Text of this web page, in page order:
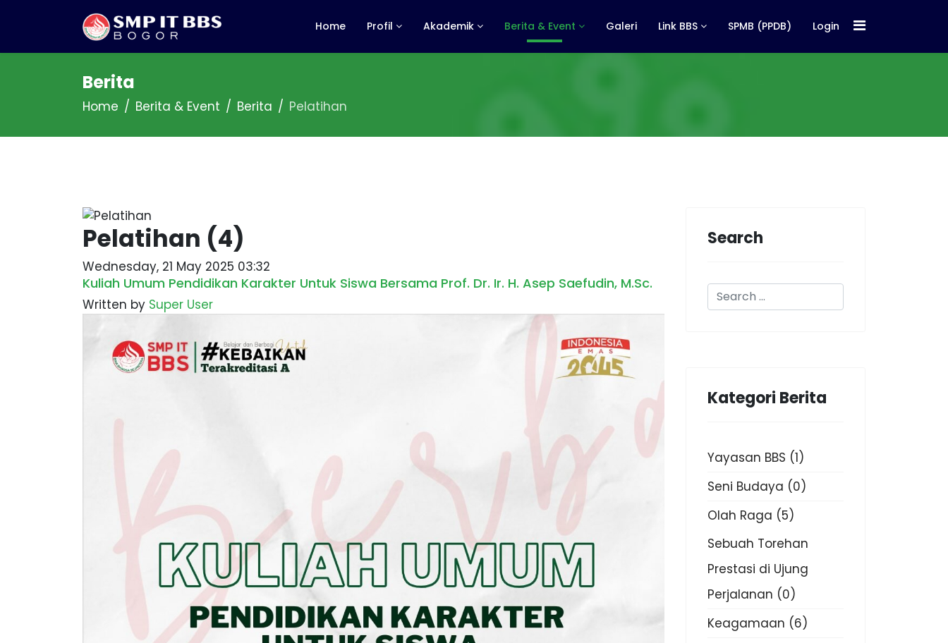
Home Profil Akademik Berita & Event Galeri Link BBS SPMB (PPDB) Login
Berita
Home Berita & Event Berita Pelatihan
Pelatihan (4)
Wednesday, 21 May 2025 03:32
Kuliah Umum Pendidikan Karakter Untuk Siswa Bersama Prof. Dr. Ir. H. Asep Saefudin, M.Sc.
Written by Super User
Search
Kategori Berita
Yayasan BBS (1)
Seni Budaya (0)
Olah Raga (5)
Sebuah Torehan
Prestasi di Ujung
Perjalanan (0)
Keagamaan (6)